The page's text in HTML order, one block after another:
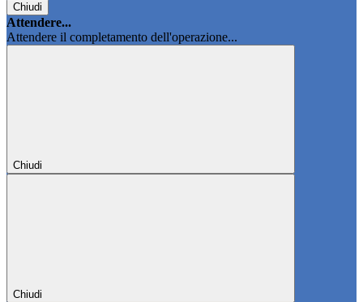
Chiudi
Attendere...
Attendere il completamento dell'operazione...
Chiudi
Chiudi